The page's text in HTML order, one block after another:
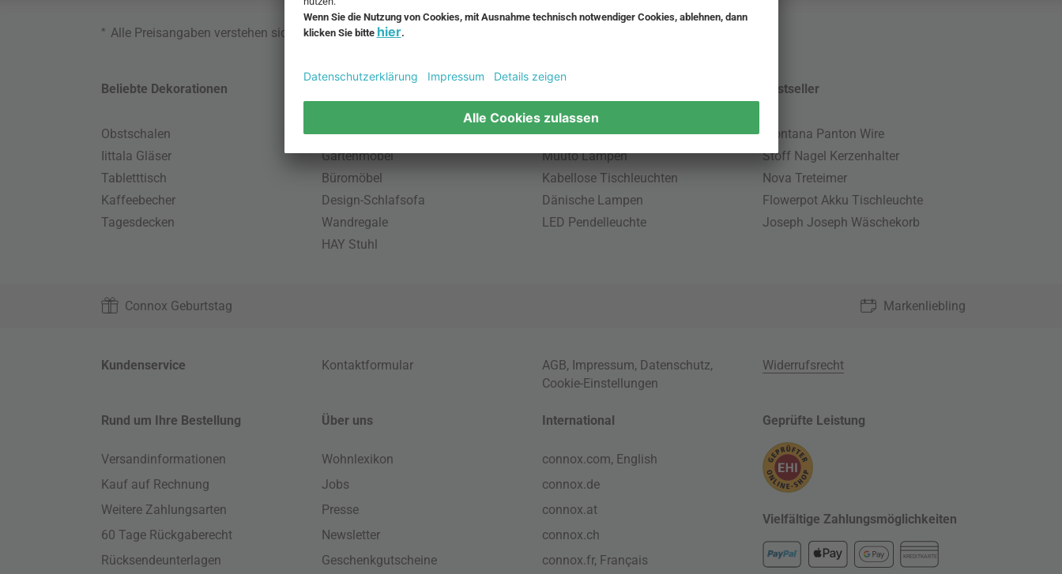
* Alle Preisangaben verstehen sich inklusive MwSt. und zzgl.
Beliebte Dekorationen
Obstschalen
Iittala Gläser
Tabletttisch
Kaffeebecher
Tagesdecken
Skandinavische Möbel
Gartenmöbel
Büromöbel
Design-Schlafsofa
Wandregale
HAY Stuhl
Pendellampe für Außen
Muuto Lampen
Kabellose Tischleuchten
Dänische Lampen
LED Pendelleuchte
Bestseller
Montana Panton Wire
Stoff Nagel Kerzenhalter
Nova Treteimer
Flowerpot Akku Tischleuchte
Joseph Joseph Wäschekorb
Connox Geburtstag Markenliebling
Kundenservice Kontaktformular AGB, Impressum, Datenschutz,
Cookie-Einstellungen
Widerrufsrecht
Rund um Ihre Bestellung
Versandinformationen
Kauf auf Rechnung
Weitere Zahlungsarten
60 Tage Rückgaberecht
Rücksendeunterlagen
Über uns
Wohnlexikon
Jobs
Presse
Newsletter
Geschenkgutscheine
International
connox.com, English
connox.de
connox.at
connox.ch
connox.fr, Français
Geprüfte Leistung
Vielfältige Zahlungsmöglichkeiten
KREDITKARTE